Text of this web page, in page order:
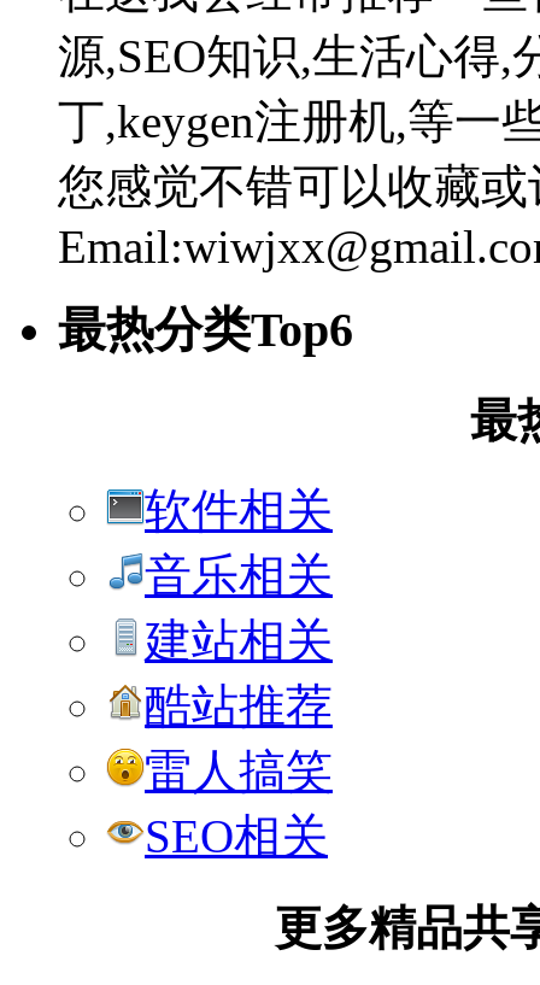
源,SEO知识,生活心得,
丁,keygen注册机,等一
您感觉不错可以收藏
最热分类Top6
最
软件相关
音乐相关
建站相关
酷站推荐
雷人搞笑
SEO相关
更多精品共